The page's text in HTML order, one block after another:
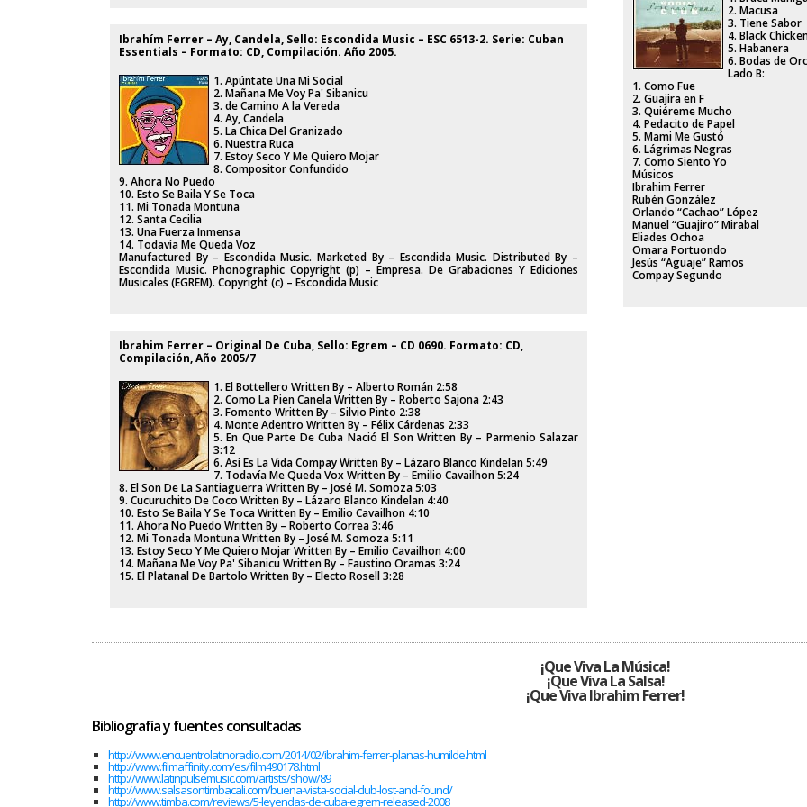
Ibrahím Ferrer ‎– Ay, Candela, Sello: Escondida Music ‎– ESC 6513-2. Serie: Cuban
Essentials – Formato: CD, Compilación. Año 2005.
1. Apúntate Una Mi Social
2. Mañana Me Voy Pa' Sibanicu
3. de Camino A la Vereda
4. Ay, Candela
5. La Chica Del Granizado
6. Nuestra Ruca
7. Estoy Seco Y Me Quiero Mojar
8. Compositor Confundido
9. Ahora No Puedo
10. Esto Se Baila Y Se Toca
11. Mi Tonada Montuna
12. Santa Cecilia
13. Una Fuerza Inmensa
14. Todavía Me Queda Voz
Manufactured By – Escondida Music. Marketed By – Escondida Music. Distributed By –
Escondida Music. Phonographic Copyright (p) – Empresa. De Grabaciones Y Ediciones
Musicales (EGREM). Copyright (c) – Escondida Music
Ibrahim Ferrer ‎– Original De Cuba, Sello: Egrem ‎– CD 0690. Formato: CD,
Compilación, Año 2005/7
1. El Bottellero Written By – Alberto Román 2:58
2. Como La Pien Canela Written By – Roberto Sajona 2:43
3. Fomento Written By – Silvio Pinto 2:38
4. Monte Adentro Written By – Félix Cárdenas 2:33
5. En Que Parte De Cuba Nació El Son Written By – Parmenio Salazar
3:12
6. Así Es La Vida Compay Written By – Lázaro Blanco Kindelan 5:49
7. Todavía Me Queda Vox Written By – Emilio Cavailhon 5:24
8. El Son De La Santiaguerra Written By – José M. Somoza 5:03
9. Cucuruchito De Coco Written By – Lázaro Blanco Kindelan 4:40
10. Esto Se Baila Y Se Toca Written By – Emilio Cavailhon 4:10
11. Ahora No Puedo Written By – Roberto Correa 3:46
12. Mi Tonada Montuna Written By – José M. Somoza 5:11
13. Estoy Seco Y Me Quiero Mojar Written By – Emilio Cavailhon 4:00
14. Mañana Me Voy Pa' Sibanicu Written By – Faustino Oramas 3:24
15. El Platanal De Bartolo Written By – Electo Rosell 3:28
2. Macusa
3. Tiene Sabor
4. Black
5. Habanera
6. Bodas de
Lado B:
1. Como Fue
2. Guajira en F
3. Quiéreme Mucho
4. Pedacito de Papel
5. Mami Me Gustó
6. Lágrimas Negras
7. Como Siento Yo
Músicos
Ibrahim Ferrer
Rubén González
Orlando “Cachao” López
Manuel “Guajiro” Mirabal
Eliades Ochoa
Omara Portuondo
Jesús “Aguaje” Ramos
Compay Segundo
¡Que Viva La Música!
¡Que Viva La Salsa!
¡Que Viva Ibrahim Ferrer!
Bibliografía y fuentes consultadas
http://www.encuentrolatinoradio.com/2014/02/ibrahim-ferrer-planas-humilde.html
http://www.filmaffinity.com/es/film490178.html
http://www.latinpulsemusic.com/artists/show/89
http://www.salsasontimbacali.com/buena-vista-social-club-lost-and-found/
http://www.timba.com/reviews/5-leyendas-de-cuba-egrem-released-2008